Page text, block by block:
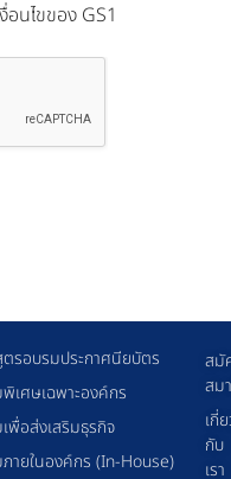
นไขของ GS1
สมั
สม
เกี่
กับ
เรา
รอบรมประกาศนียบัตร
เศษเฉพาะองค์กร
พื่อส่งเสริมธุรกิจ
ายในองค์กร (In-House)